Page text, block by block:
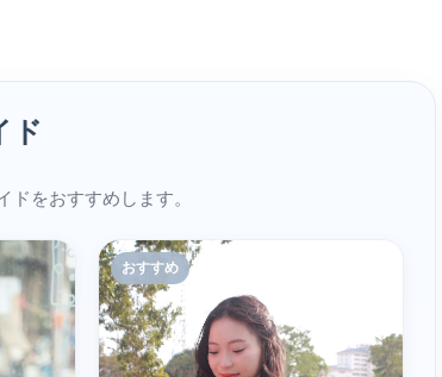
ド
をおすすめします。
おすすめ